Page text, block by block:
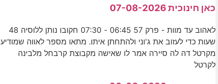
כאן חינוכית 07-08-2026
לאהוב עד מוות - פרק 57 06:45 - 07:30 חקובו נותן ללוסיה 48
שעות כדי לעזוב את ג'וני ולהתחתן איתו. מתאו מספר לאווה שמודיע
מקרטל דה לה סיירה אמר לו שאישה מקבוצת קרבחל מלבינה
לקרטל